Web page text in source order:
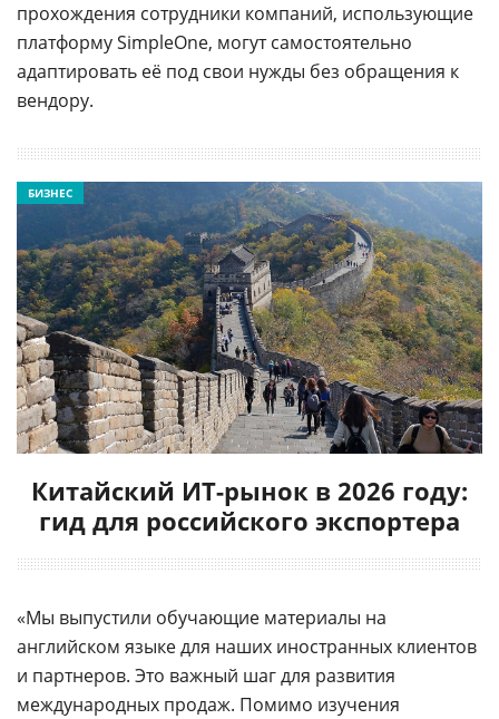
прохождения сотрудники компаний, использующие
платформу SimpleOne, могут самостоятельно
адаптировать её под свои нужды без обращения к
вендору.
Китайский ИТ-рынок в 2026 году:
гид для российского экспортера
БИЗНЕС
«Мы выпустили обучающие материалы на
английском языке для наших иностранных клиентов
и партнеров. Это важный шаг для развития
международных продаж. Помимо изучения